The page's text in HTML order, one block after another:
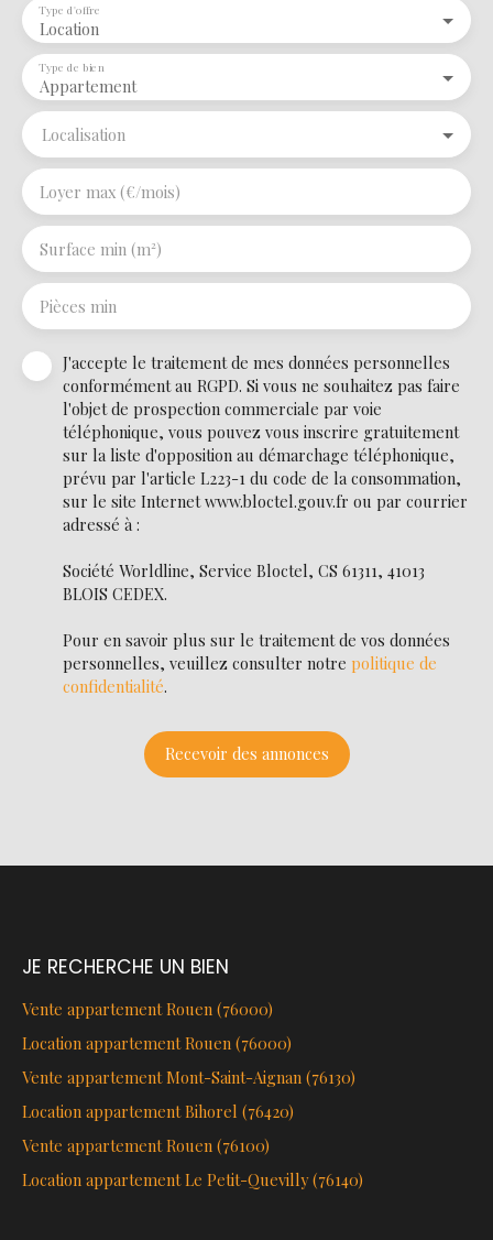
Location
Type d'offre
Appartement
Type de bien
Localisation
Loyer max (€/mois)
Surface min (m²)
Pièces min
J'accepte le traitement de mes données personnelles
conformément au RGPD. Si vous ne souhaitez pas faire
l'objet de prospection commerciale par voie
téléphonique, vous pouvez vous inscrire gratuitement
sur la liste d'opposition au démarchage téléphonique,
prévu par l'article L223-1 du code de la consommation,
sur le site Internet www.bloctel.gouv.fr ou par courrier
adressé à :
Société Worldline, Service Bloctel, CS 61311, 41013
BLOIS CEDEX.
Pour en savoir plus sur le traitement de vos données
personnelles, veuillez consulter notre politique de
confidentialité.
Recevoir des annonces
JE RECHERCHE UN BIEN
Vente appartement Rouen (76000)
Location appartement Rouen (76000)
Vente appartement Mont-Saint-Aignan (76130)
Location appartement Bihorel (76420)
Vente appartement Rouen (76100)
Location appartement Le Petit-Quevilly (76140)